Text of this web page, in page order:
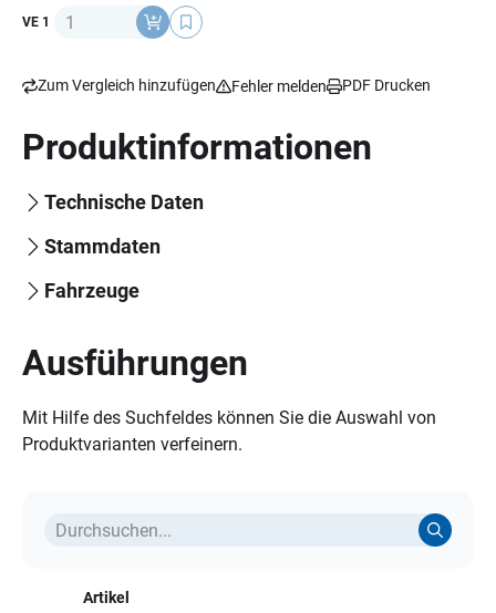
VE 1 Anzahl
Zum Vergleich hinzufügen Fehler melden PDF Drucken
Produktinformationen
Technische Daten
Stammdaten
Fahrzeuge
Ausführungen
Mit Hilfe des Suchfeldes können Sie die Auswahl von
Produktvarianten verfeinern.
Artikel